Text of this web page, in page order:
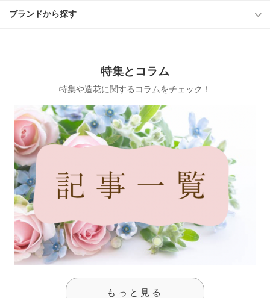
ブランドから探す
特集とコラム
特集や造花に関するコラムをチェック！
もっと見る